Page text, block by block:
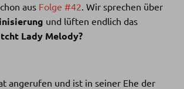
aus Folge #42. Wir sprechen über
und lüften endlich das
Lady Melody?
angerufen und ist in seiner Ehe der